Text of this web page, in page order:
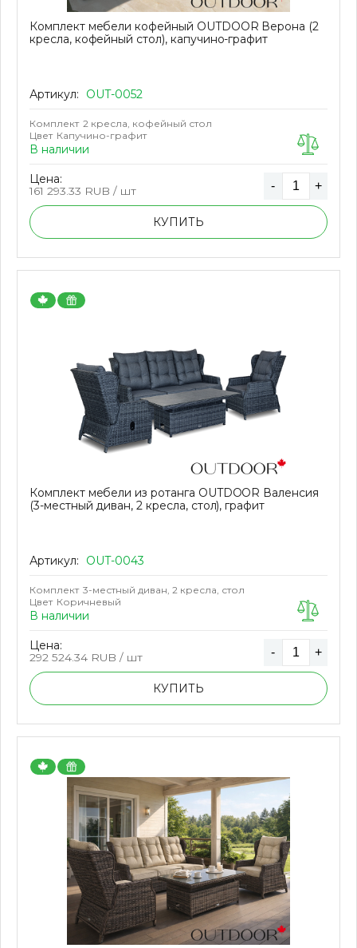
Комплект мебели кофейный OUTDOOR Верона (2
кресла, кофейный стол), капучино-графит
Артикул: OUT-0052
Комплект 2 кресла, кофейный стол
Цвет Капучино-графит
В наличии
Цена:
161 293.33 RUB / шт - +
КУПИТЬ
Комплект мебели из ротанга OUTDOOR Валенсия
(3-местный диван, 2 кресла, стол), графит
Артикул: OUT-0043
Комплект 3-местный диван, 2 кресла, стол
Цвет Коричневый
В наличии
Цена:
292 524.34 RUB / шт - +
КУПИТЬ